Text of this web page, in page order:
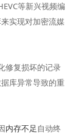
等新兴视频编
实现对加密流媒
修复损坏的记录
库异常导致的重
内存不足自动终